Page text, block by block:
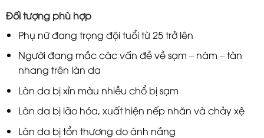
Đối tượng phù hợp
Phụ nữ đang trọng đội tuổi từ 25 trở lên
Người đang mắc các vấn đề về sạm – nám – tàn
nhang trên làn da
Làn da bị xỉn màu nhiều chổ bị sạm
Làn da bị lão hóa, xuất hiện nếp nhăn và chảy xệ
Làn da bị tổn thương do ánh nắng